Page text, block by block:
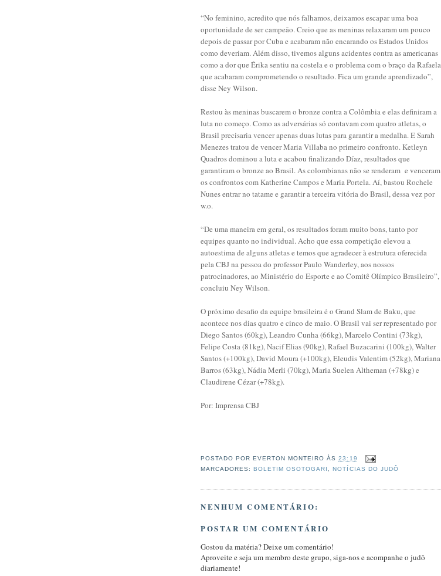
“No feminino, acredito que nós falhamos, deixamos escapar uma boa
oportunidade de ser campeão. Creio que as meninas relaxaram um pouco
depois de passar por Cuba e acabaram não encarando os Estados Unidos
como deveriam. Além disso, tivemos alguns acidentes contra as americanas
como a dor que Érika sentiu na costela e o problema com o braço da Rafaela
que acabaram comprometendo o resultado. Fica um grande aprendizado”,
disse Ney Wilson.
Restou às meninas buscarem o bronze contra a Colômbia e elas definiram a
luta no começo. Como as adversárias só contavam com quatro atletas, o
Brasil precisaria vencer apenas duas lutas para garantir a medalha. E Sarah
Menezes tratou de vencer Maria Villaba no primeiro confronto. Ketleyn
Quadros dominou a luta e acabou finalizando Díaz, resultados que
garantiram o bronze ao Brasil. As colombianas não se renderam e venceram
os confrontos com Katherine Campos e Maria Portela. Aí, bastou Rochele
Nunes entrar no tatame e garantir a terceira vitória do Brasil, dessa vez por
w.o.
“De uma maneira em geral, os resultados foram muito bons, tanto por
equipes quanto no individual. Acho que essa competição elevou a
autoestima de alguns atletas e temos que agradecer à estrutura oferecida
pela CBJ na pessoa do professor Paulo Wanderley, aos nossos
patrocinadores, ao Ministério do Esporte e ao Comitê Olímpico Brasileiro”,
concluiu Ney Wilson.
O próximo desafio da equipe brasileira é o Grand Slam de Baku, que
acontece nos dias quatro e cinco de maio. O Brasil vai ser representado por
Diego Santos (60kg), Leandro Cunha (66kg), Marcelo Contini (73kg),
Felipe Costa (81kg), Nacif Elias (90kg), Rafael Buzacarini (100kg), Walter
Santos (+100kg), David Moura (+100kg), Eleudis Valentim (52kg), Mariana
Barros (63kg), Nádia Merli (70kg), Maria Suelen Altheman (+78kg) e
Claudirene Cézar (+78kg).
Por: Imprensa CBJ
POSTADO POR EVERTON MONTEIRO ÀS23:19
MARCADORES:BOLETIM OSOTOGARI ,NOTÍCIAS DO JUDÔ
NENHUM COMENTÁRIO:
POSTAR UM COMENTÁRIO
Gostou da matéria? Deixe um comentário!
Aproveite e seja um membro deste grupo, siga-nos e acompanhe o judô
diariamente!